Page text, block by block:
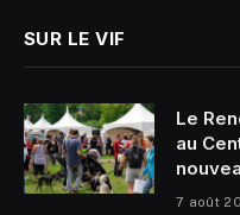
SUR LE VIF
Le
au
7 août